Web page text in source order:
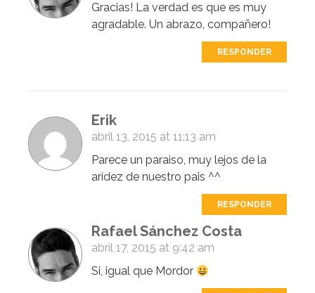
Gracias! La verdad es que es muy
agradable. Un abrazo, compañero!
RESPONDER
Erik
abril 13, 2015 at 11:13 am
Parece un paraiso, muy lejos de la
aridez de nuestro pais ^^
RESPONDER
Rafael Sánchez Costa
abril 17, 2015 at 9:42 am
Si, igual que Mordor